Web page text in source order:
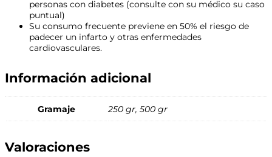
personas con diabetes (consulte con su médico su caso
puntual)
Su consumo frecuente previene en 50% el riesgo de
padecer un infarto y otras enfermedades
cardiovasculares.
Información adicional
Gramaje 250 gr, 500 gr
Valoraciones